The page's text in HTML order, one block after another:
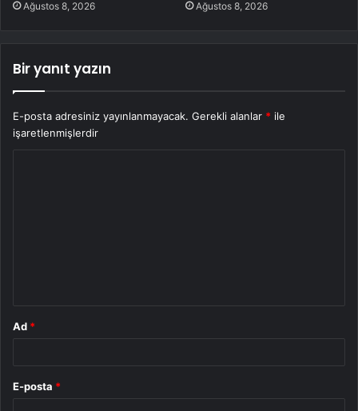
Ağustos 8, 2026 Ağustos 8, 2026
Bir yanıt yazın
E-posta adresiniz yayınlanmayacak. Gerekli alanlar * ile
işaretlenmişlerdir
Ad *
E-posta *